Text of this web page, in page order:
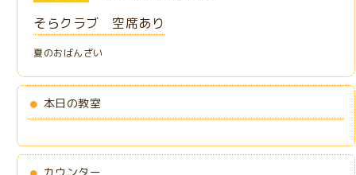
そらクラブ 空席あり
夏のおばんざい
本日の教室